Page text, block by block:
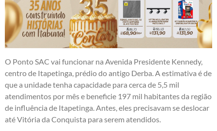
O Ponto SAC vai funcionar na Avenida Presidente Kennedy,
centro de Itapetinga, prédio do antigo Derba. A estimativa é de
que a unidade tenha capacidade para cerca de 5,5 mil
atendimentos por mês e beneficie 197 mil habitantes da região
de influência de Itapetinga. Antes, eles precisavam se deslocar
até Vitória da Conquista para serem atendidos.